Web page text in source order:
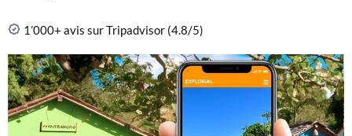
1’000+ avis sur Tripadvisor (4.8/5)